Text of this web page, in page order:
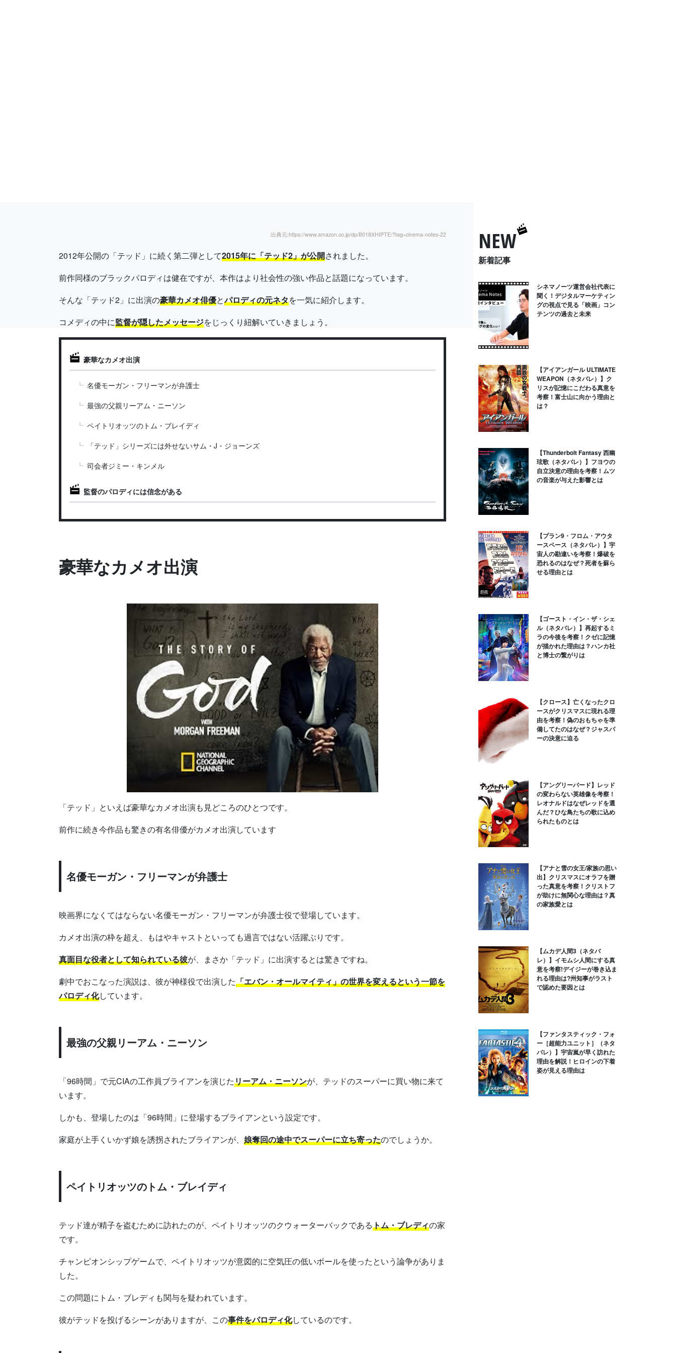
出典元:https://www.amazon.co.jp/dp/B018XHIPTE/?tag=cinema-notes-22
2012年公開の「テッド」に続く第二弾として2015年に「テッド2」が公開されました。
前作同様のブラックパロディは健在ですが、本作はより社会性の強い作品と話題になっています。
そんな「テッド2」に出演の豪華カメオ俳優とパロディの元ネタを一気に紹介します。
コメディの中に監督が隠したメッセージをじっくり紐解いていきましょう。
豪華なカメオ出演
名優モーガン・フリーマンが弁護士
最強の父親リーアム・ニーソン
ペイトリオッツのトム・ブレイディ
「テッド」シリーズには外せないサム・J・ジョーンズ
司会者ジミー・キンメル
監督のパロディには信念がある
豪華なカメオ出演
「テッド」といえば豪華なカメオ出演も見どころのひとつです。
前作に続き今作品も驚きの有名俳優がカメオ出演しています
名優モーガン・フリーマンが弁護士
映画界になくてはならない名優モーガン・フリーマンが弁護士役で登場しています。
カメオ出演の枠を超え、もはやキャストといっても過言ではない活躍ぶりです。
真面目な役者として知られている彼が、まさか「テッド」に出演するとは驚きですね。
劇中でおこなった演説は、彼が神様役で出演した「エバン・オールマイティ」の世界を変えるという一節を
パロディ化しています。
最強の父親リーアム・ニーソン
「96時間」で元CIAの工作員ブライアンを演じたリーアム・ニーソンが、テッドのスーパーに買い物に来て
います。
しかも、登場したのは「96時間」に登場するブライアンという設定です。
家庭が上手くいかず娘を誘拐されたブライアンが、 娘奪回の途中でスーパーに立ち寄ったのでしょうか。
ペイトリオッツのトム・ブレイディ
テッド達が精子を盗むために訪れたのが、ペイトリオッツのクウォーターバックであるトム・ブレディの家
です。
チャンピオンシップゲームで、ペイトリオッツが意図的に空気圧の低いボールを使ったという論争がありま
した。
この問題にトム・ブレディも関与を疑われています。
彼がテッドを投げるシーンがありますが、この事件をパロディ化しているのです。
NEW
新着記事
シネマノーツ運営会社代表に
聞く！デジタルマーケティン
グの視点で見る「映画」コン
テンツの過去と未来
【アイアンガール ULTIMATE
WEAPON（ネタバレ）】ク
リスが記憶にこだわる真意を
考察！富士山に向かう理由と
は？
【Thunderbolt Fantasy 西幽
玹歌（ネタバレ）】フヨウの
自立決意の理由を考察！ムツ
の音楽が与えた影響とは
【プラン9・フロム・アウタ
ースペース（ネタバレ）】宇
宙人の勘違いを考察！爆破を
恐れるのはなぜ？死者を蘇ら
せる理由とは
【ゴースト・イン・ザ・シェ
ル（ネタバレ）】再起するミ
ラの今後を考察！クゼに記憶
が描かれた理由は？ハンカ社
と博士の繋がりは
【クロース】亡くなったクロ
ースがクリスマスに現れる理
由を考察！偽のおもちゃを準
備してたのはなぜ？ジャスパ
ーの決意に迫る
【アングリーバード】レッド
の変わらない英雄像を考察！
レオナルドはなぜレッドを選
んだ？ひな鳥たちの歌に込め
られたものとは
【アナと雪の女王/家族の思い
出】クリスマスにオラフを贈
った真意を考察！クリストフ
が助けに無関心な理由は？真
の家族愛とは
【ムカデ人間3（ネタバ
レ）】イモムシ人間にする真
意を考察!デイジーが巻き込ま
れる理由は?州知事がラスト
で認めた要因とは
【ファンタスティック・フォ
ー［超能力ユニット］（ネタ
バレ）】宇宙嵐が早く訪れた
理由を解説！ヒロインの下着
姿が見える理由は